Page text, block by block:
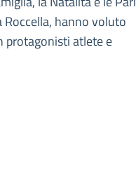
hanno voluto
protagonisti atlete e